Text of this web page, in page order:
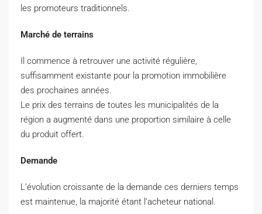
les promoteurs traditionnels.
Marché de terrains
Il commence à retrouver une activité régulière,
suffisamment existante pour la promotion immobilière
des prochaines années.
Le prix des terrains de toutes les municipalités de la
région a augmenté dans une proportion similaire à celle
du produit offert.
Demande
L’évolution croissante de la demande ces derniers temps
est maintenue, la majorité étant l’acheteur national.